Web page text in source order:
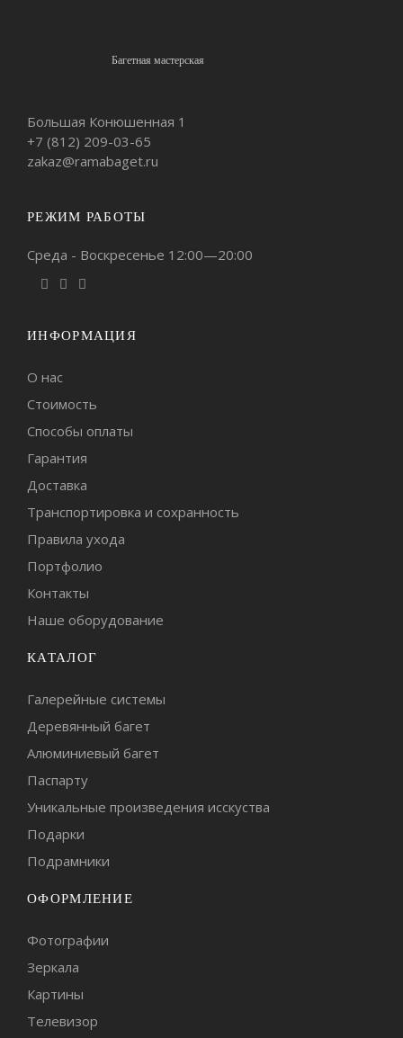
Багетная мастерская
Большая Конюшенная 1
+7 (812) 209-03-65
zakaz@ramabaget.ru
РЕЖИМ РАБОТЫ
Среда - Воскресенье 12:00—20:00
ИНФОРМАЦИЯ
О нас
Стоимость
Способы оплаты
Гарантия
Доставка
Транспортировка и сохранность
Правила ухода
Портфолио
Контакты
Наше оборудование
КАТАЛОГ
Галерейные системы
Деревянный багет
Алюминиевый багет
Паспарту
Уникальные произведения исскуства
Подарки
Подрамники
ОФОРМЛЕНИЕ
Фотографии
Зеркала
Картины
Телевизор